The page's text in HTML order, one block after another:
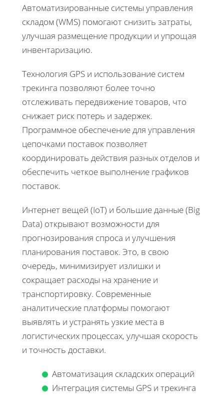
Автоматизированные системы управления
складом (WMS) помогают снизить затраты,
улучшая размещение продукции и упрощая
инвентаризацию.
Технология GPS и использование систем
трекинга позволяют более точно
отслеживать передвижение товаров, что
снижает риск потерь и задержек.
Программное обеспечение для управления
цепочками поставок позволяет
координировать действия разных отделов и
обеспечить четкое выполнение графиков
поставок.
Интернет вещей (IoT) и большие данные (Big
Data) открывают возможности для
прогнозирования спроса и улучшения
планирования поставок. Это, в свою
очередь, минимизирует излишки и
сокращает расходы на хранение и
транспортировку. Современные
аналитические платформы помогают
выявлять и устранять узкие места в
логистических процессах, улучшая скорость
и точность доставки.
Автоматизация складских операций
Интеграция системы GPS и трекинга